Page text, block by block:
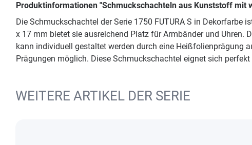
Produktinformationen "Schmuckschachteln aus Kunststoff mit
Die Schmuckschachtel der Serie 1750 FUTURA S in
x 17 mm bietet sie ausreichend Platz für Armbänder und
kann individuell gestaltet werden durch eine Heißfolienprägung
Prägungen möglich. Diese Schmuckschachtel eignet sich
WEITERE ARTIKEL DER SERIE